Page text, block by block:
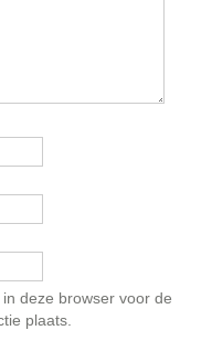
deze browser voor de
plaats.